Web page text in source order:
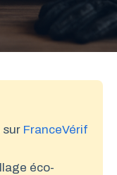
sur FranceVérif
éco-